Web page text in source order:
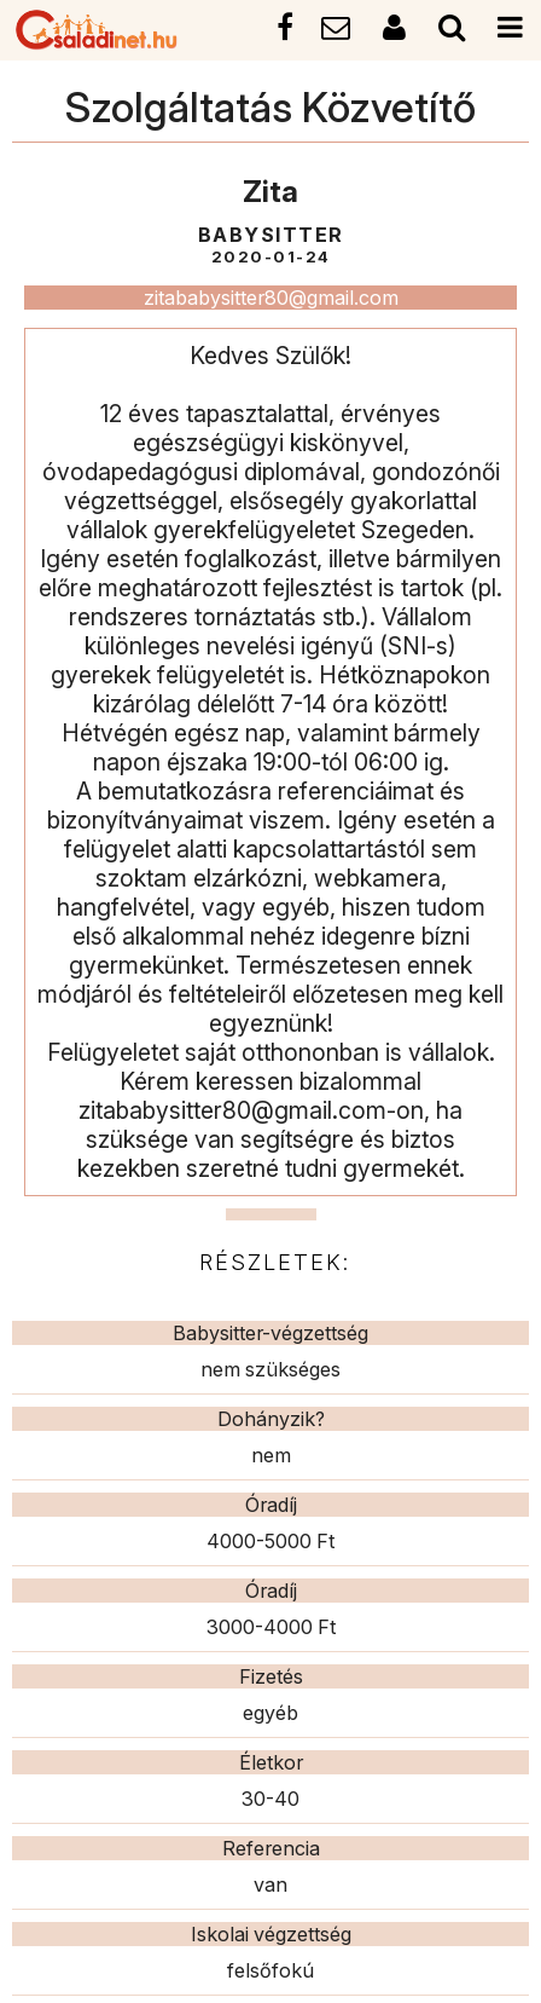
Szolgáltatás Közvetítő
Zita
BABYSITTER
2020-01-24
zitababysitter80@gmail.com
Kedves Szülők!
12 éves tapasztalattal, érvényes
egészségügyi kiskönyvel,
óvodapedagógusi diplomával, gondozónői
végzettséggel, elsősegély gyakorlattal
vállalok gyerekfelügyeletet Szegeden.
Igény esetén foglalkozást, illetve bármilyen
előre meghatározott fejlesztést is tartok (pl.
rendszeres tornáztatás stb.). Vállalom
különleges nevelési igényű (SNI-s)
gyerekek felügyeletét is. Hétköznapokon
kizárólag délelőtt 7-14 óra között!
Hétvégén egész nap, valamint bármely
napon éjszaka 19:00-tól 06:00 ig.
A bemutatkozásra referenciáimat és
bizonyítványaimat viszem. Igény esetén a
felügyelet alatti kapcsolattartástól sem
szoktam elzárkózni, webkamera,
hangfelvétel, vagy egyéb, hiszen tudom
első alkalommal nehéz idegenre bízni
gyermekünket. Természetesen ennek
módjáról és feltételeiről előzetesen meg kell
egyeznünk!
Felügyeletet saját otthononban is vállalok.
Kérem keressen bizalommal
zitababysitter80@gmail.com-on, ha
szüksége van segítségre és biztos
kezekben szeretné tudni gyermekét.
RÉSZLETEK:
Babysitter-végzettség
nem szükséges
Dohányzik?
nem
Óradíj
4000-5000 Ft
Óradíj
3000-4000 Ft
Fizetés
egyéb
Életkor
30-40
Referencia
van
Iskolai végzettség
felsőfokú